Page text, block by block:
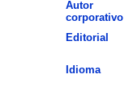
Autor
corporativo
Editorial
Idioma